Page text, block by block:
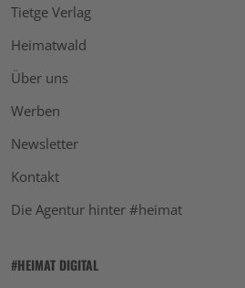
Tietge Verlag
Heimatwald
Über uns
Werben
Newsletter
Kontakt
Die Agentur hinter #heimat
#HEIMAT DIGITAL